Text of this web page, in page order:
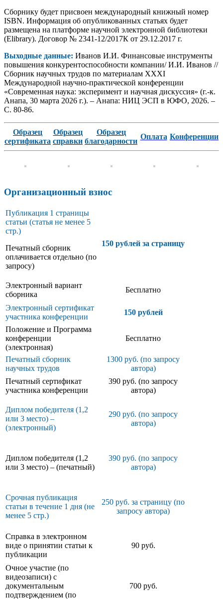
Сборнику будет присвоен международный книжный номер
ISBN. Информация об опубликованных статьях будет
размещена на платформе научной электронной библиотеки
(Elibrary). Договор № 2341-12/2017К от 29.12.2017 г.
Выходные данные: Иванов И.И. Финансовые инструменты
повышения конкурентоспособности компании/ И.И. Иванов //
Сборник научных трудов по материалам XXXI
Международной научно-практической конференции
«Современная наука: эксперимент и научная дискуссия» (г.-к.
Анапа, 30 марта 2026 г.). – Анапа: НИЦ ЭСП в ЮФО, 2026. –
С. 80-86.
Образец
сертификата
Образец
справки
Образец
благодарности
Оплата Конференции
Организационный взнос
Публикация 1 страницы
статьи (статья не менее 5
стр.)
Печатный сборник
оплачивается отдельно (по
запросу)
150 рублей за страницу
Электронный вариант
сборника
Бесплатно
Электронный сертификат
участника конференции
150 рублей
Положение и Программа
конференции
(электронная)
Бесплатно
Печатный сборник
научных трудов
1300 руб. (по запросу
автора)
Печатный сертификат
участника конференции
390 руб. (по запросу
автора)
Диплом победителя (1,2
или 3 место) –
(электронный)
290 руб. (по запросу
автора)
Диплом победителя (1,2
или 3 место) – (печатный)
390 руб. (по запросу
автора)
Срочная публикация
статьи в течение 1 дня (не
менее 5 стр.)
250 руб. за страницу (по
запросу автора)
Справка в электронном
виде о принятии статьи к
публикации
90 руб.
Очное участие (по
видеозаписи) с
документальным
подтверждением (по
700 руб.